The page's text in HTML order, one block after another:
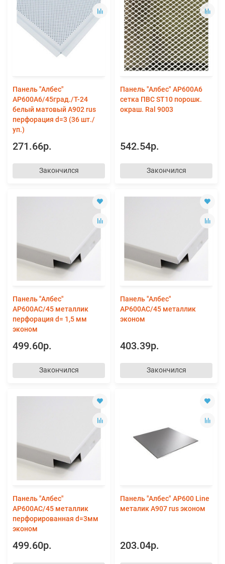
Панель "Албес"
AP600A6/45град./Т-24
белый матовый А902 rus
перфорация d=3 (36 шт./
уп.)
271.66р.
Закончился
Панель "Албес" AP600А6
сетка ПВС ST10 порошк.
окраш. Ral 9003
542.54р.
Закончился
Панель "Албес"
AP600АС/45 металлик
перфорация d= 1,5 мм
эконом
499.60р.
Закончился
Панель "Албес"
AP600АС/45 металлик
эконом
403.39р.
Закончился
Панель "Албес"
AP600АС/45 металлик
перфорированная d=3мм
эконом
499.60р.
Панель "Албес" AР600 Line
металик А907 rus эконом
203.04р.